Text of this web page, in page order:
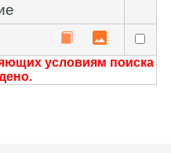
условиям поиска